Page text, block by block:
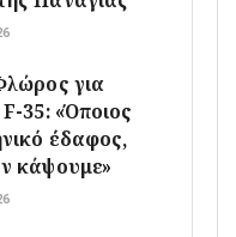
για
35: «Όποιος
έδαφος,
κάψουμε»